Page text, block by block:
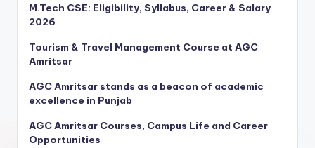
M.Tech CSE: Eligibility, Syllabus, Career & Salary
2026
Tourism & Travel Management Course at AGC
Amritsar
AGC Amritsar stands as a beacon of academic
excellence in Punjab
AGC Amritsar Courses, Campus Life and Career
Opportunities